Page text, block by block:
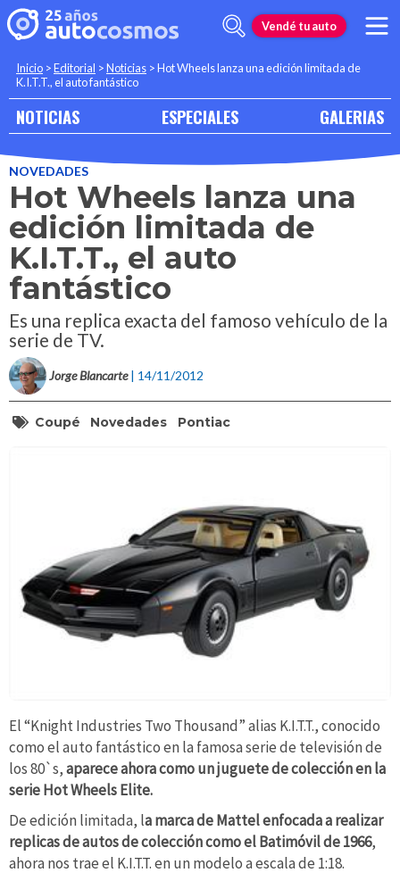
Vendé tu auto
Inicio >Editorial >Noticias >Hot Wheels lanza una edición limitada de
K.I.T.T., el auto fantástico
NOTICIAS ESPECIALES GALERIAS
NOVEDADES
Hot Wheels lanza una
edición limitada de
K.I.T.T., el auto
fantástico
Es una replica exacta del famoso vehículo de la
serie de TV.
Jorge Blancarte | 14/11/2012
Coupé Novedades Pontiac
El “Knight Industries Two Thousand” alias K.I.T.T., conocido
como el auto fantástico en la famosa serie de televisión de
los 80`s,aparece ahora como un juguete de colección en la
serie Hot Wheels Elite.
De edición limitada, la marca de Mattel enfocada a realizar
replicas de autos de colección como el Batimóvil de 1966,
ahora nos trae el K.I.T.T. en un modelo a escala de 1:18.